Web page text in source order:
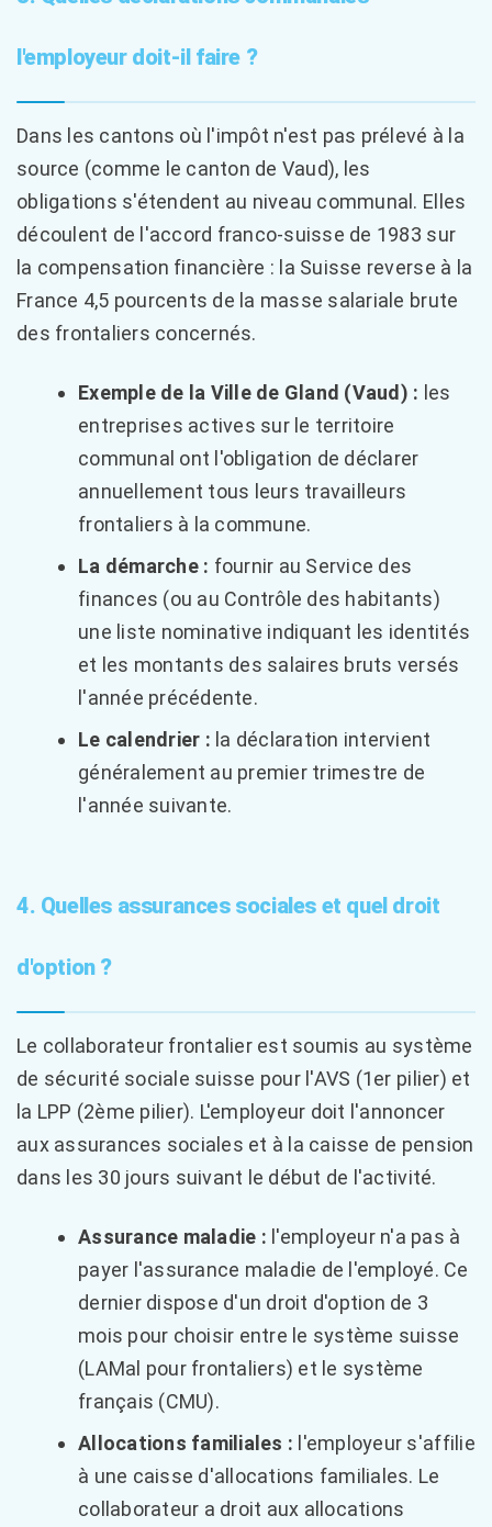
l'employeur doit-il faire ?
Dans les cantons où l'impôt n'est pas prélevé à la
source (comme le canton de Vaud), les
obligations s'étendent au niveau communal. Elles
découlent de l'accord franco-suisse de 1983 sur
la compensation financière : la Suisse reverse à la
France 4,5 pourcents de la masse salariale brute
des frontaliers concernés.
Exemple de la Ville de Gland (Vaud) : les
entreprises actives sur le territoire
communal ont l'obligation de déclarer
annuellement tous leurs travailleurs
frontaliers à la commune.
La démarche : fournir au Service des
finances (ou au Contrôle des habitants)
une liste nominative indiquant les identités
et les montants des salaires bruts versés
l'année précédente.
Le calendrier : la déclaration intervient
généralement au premier trimestre de
l'année suivante.
4. Quelles assurances sociales et quel droit
d'option ?
Le collaborateur frontalier est soumis au système
de sécurité sociale suisse pour l'AVS (1er pilier) et
la LPP (2ème pilier). L'employeur doit l'annoncer
aux assurances sociales et à la caisse de pension
dans les 30 jours suivant le début de l'activité.
Assurance maladie : l'employeur n'a pas à
payer l'assurance maladie de l'employé. Ce
dernier dispose d'un droit d'option de 3
mois pour choisir entre le système suisse
(LAMal pour frontaliers) et le système
français (CMU).
Allocations familiales : l'employeur s'affilie
à une caisse d'allocations familiales. Le
collaborateur a droit aux allocations